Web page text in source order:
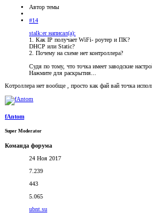
Автор темы
#14
stalk:er написал(а):
1. Как IP получает WiFi- роутер и ПК?
DHCP или Static?
2. Почему на схеме нет контроллера?
Судя по тому, что точка имеет заводские
Нажмите для раскрытия...
Котроллера нет вообще , просто как фай вай точка
fAntom
Super Moderator
Команда форума
24 Ноя 2017
7.239
443
5.065
ubnt.su